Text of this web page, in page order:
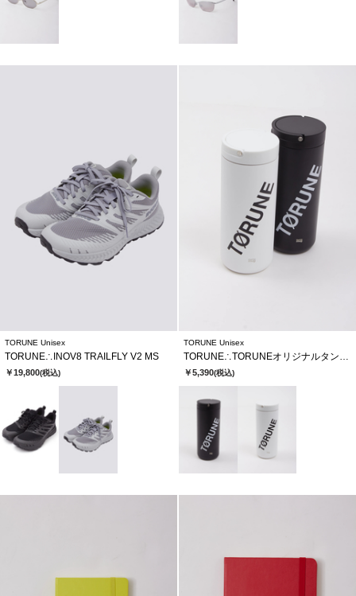
TORUNE Unisex
TORUNE∴INOV8 TRAILFLY V2 MS
￥19,800(税込)
TORUNE Unisex
TORUNE∴TORUNEオリジナルタンブラー
￥5,390(税込)